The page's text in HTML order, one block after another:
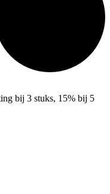
bij 3 stuks, 15% bij 5